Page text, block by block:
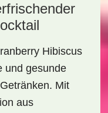
Hibiscus
und gesunde
Mit
aus